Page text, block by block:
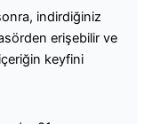
indirdiğiniz
erişebilir ve
keyfini